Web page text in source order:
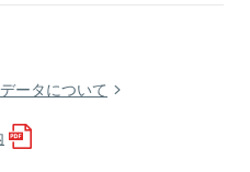
ータについて